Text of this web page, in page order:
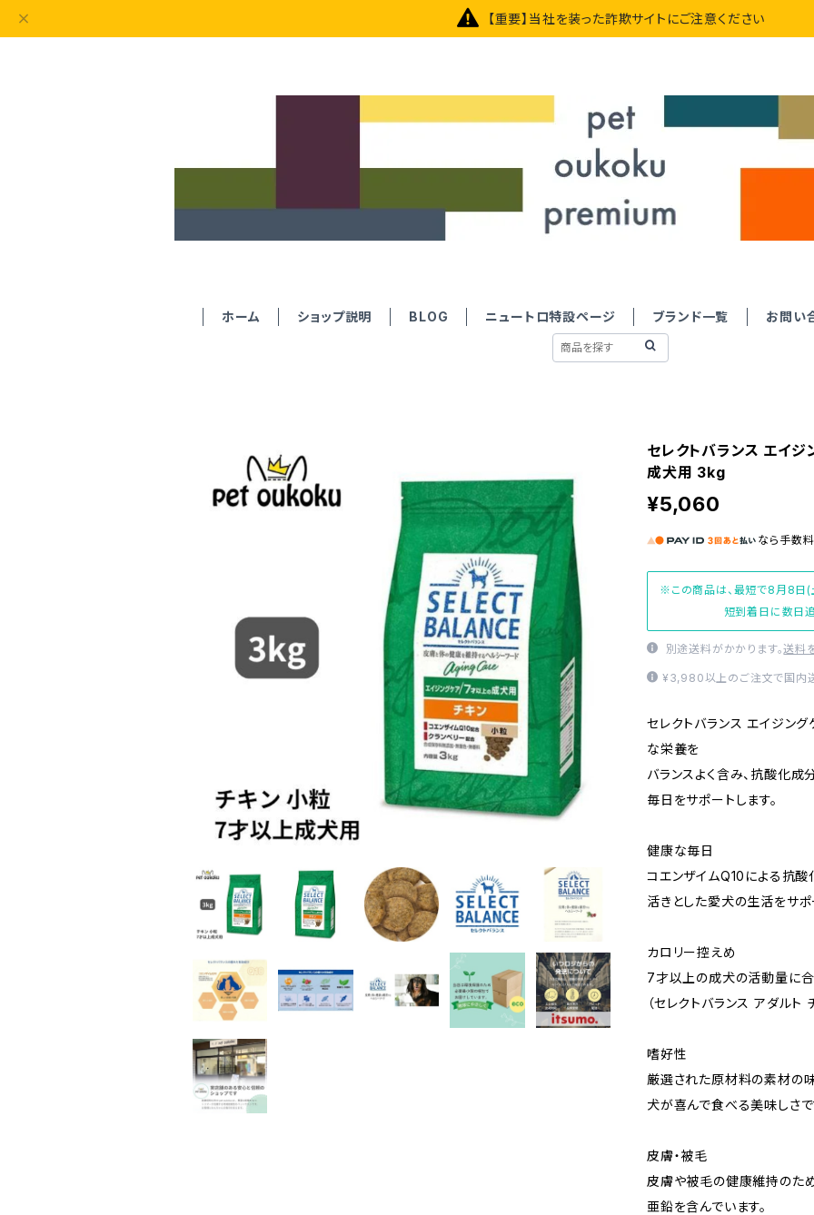
【重要】当社を装った詐欺サイトにご注意ください
ホーム ショップ説明 BLOG ニュートロ特設ページ ブランド一覧 お問い
セレクトバランス エイ
成犬用 3kg
¥5,060
なら 手数
※この商品は、最短で8月8日(
短到着日に数日追
別途送料がかかります。送料
¥3,980以上のご注文で国内
セレクトバランス エイジン
な栄養を
バランスよく含み、抗酸化
毎日をサポートします。
健康な毎日
コエンザイムQ10による抗酸
活きとした愛犬の生活をサポ
カロリー控えめ
7才以上の成犬の活動量に合
（セレクトバランス アダルト
嗜好性
厳選された原材料の素材の
犬が喜んで食べる美味しさで
皮膚・被毛
皮膚や被毛の健康維持のた
亜鉛を含んでいます。